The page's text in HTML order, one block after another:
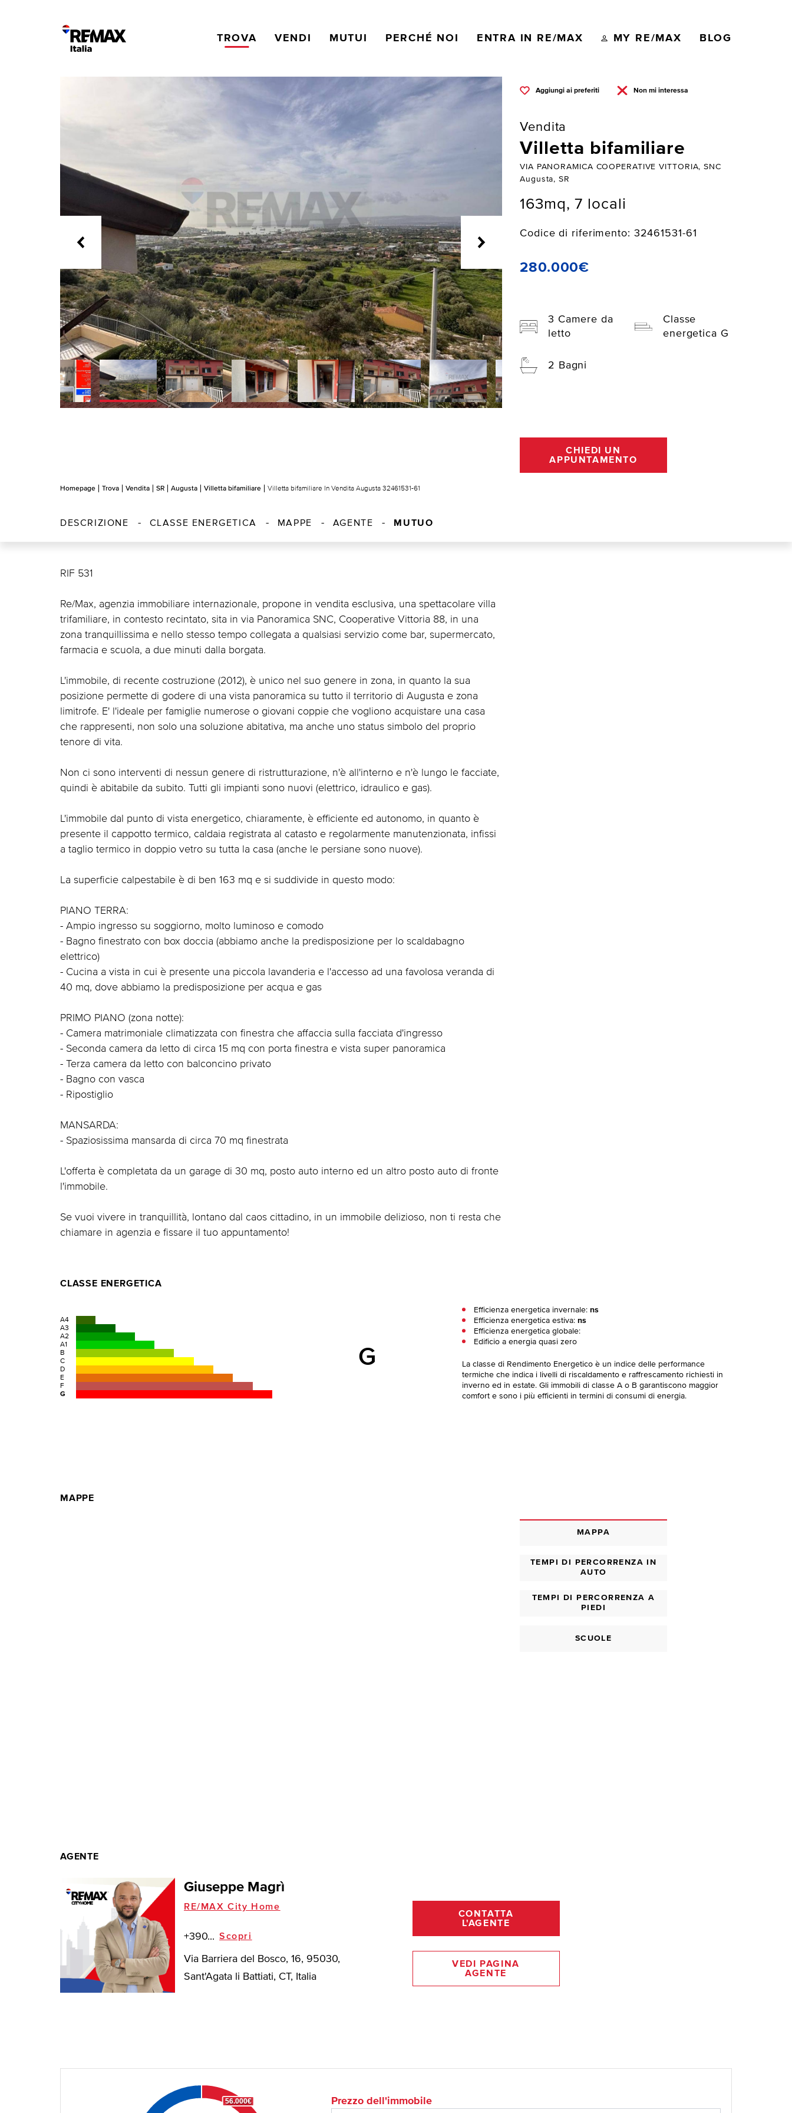
TROVA VENDI MUTUI PERCHÉ NOI ENTRA IN RE/MAX MY RE/MAX BLOG
Aggiungi ai preferiti Non mi interessa
Vendita
Villetta bifamiliare
VIA PANORAMICA COOPERATIVE VITTORIA, SNC
Augusta, SR
163mq, 7 locali
Codice di riferimento: 32461531-61
280.000€
3 Camere da
letto
Classe
energetica G
2 Bagni
CHIEDI UN
APPUNTAMENTO
Homepage Trova Vendita SR Augusta Villetta bifamiliare Villetta bifamiliare In Vendita Augusta 32461531-61
DESCRIZIONE CLASSE ENERGETICA MAPPE AGENTE MUTUO
RIF 531
Re/Max, agenzia immobiliare internazionale, propone in vendita esclusiva, una spettacolare villa
trifamiliare, in contesto recintato, sita in via Panoramica SNC, Cooperative Vittoria 88, in una
zona tranquillissima e nello stesso tempo collegata a qualsiasi servizio come bar, supermercato,
farmacia e scuola, a due minuti dalla borgata.
L'immobile, di recente costruzione (2012), è unico nel suo genere in zona, in quanto la sua
posizione permette di godere di una vista panoramica su tutto il territorio di Augusta e zona
limitrofe. E' l'ideale per famiglie numerose o giovani coppie che vogliono acquistare una casa
che rappresenti, non solo una soluzione abitativa, ma anche uno status simbolo del proprio
tenore di vita.
Non ci sono interventi di nessun genere di ristrutturazione, n'è all'interno e n'è lungo le facciate,
quindi è abitabile da subito. Tutti gli impianti sono nuovi (elettrico, idraulico e gas).
L'immobile dal punto di vista energetico, chiaramente, è efficiente ed autonomo, in quanto è
presente il cappotto termico, caldaia registrata al catasto e regolarmente manutenzionata, infissi
a taglio termico in doppio vetro su tutta la casa (anche le persiane sono nuove).
La superficie calpestabile è di ben 163 mq e si suddivide in questo modo:
PIANO TERRA:
- Ampio ingresso su soggiorno, molto luminoso e comodo
- Bagno finestrato con box doccia (abbiamo anche la predisposizione per lo scaldabagno
elettrico)
- Cucina a vista in cui è presente una piccola lavanderia e l'accesso ad una favolosa veranda di
40 mq, dove abbiamo la predisposizione per acqua e gas
PRIMO PIANO (zona notte):
- Camera matrimoniale climatizzata con finestra che affaccia sulla facciata d'ingresso
- Seconda camera da letto di circa 15 mq con porta finestra e vista super panoramica
- Terza camera da letto con balconcino privato
- Bagno con vasca
- Ripostiglio
MANSARDA:
- Spaziosissima mansarda di circa 70 mq finestrata
L'offerta è completata da un garage di 30 mq, posto auto interno ed un altro posto auto di fronte
l'immobile.
Se vuoi vivere in tranquillità, lontano dal caos cittadino, in un immobile delizioso, non ti resta che
chiamare in agenzia e fissare il tuo appuntamento!
CLASSE ENERGETICA
A4
A3
A2
A1
B
C
D
E
F
G
G
Efficienza energetica invernale:ns
Efficienza energetica estiva:ns
Efficienza energetica globale:
Edificio a energia quasi zero
La classe di Rendimento Energetico è un indice delle performance
termiche che indica i livelli di riscaldamento e raffrescamento richiesti in
inverno ed in estate. Gli immobili di classe A o B garantiscono maggior
comfort e sono i più efficienti in termini di consumi di energia.
MAPPE
MAPPA
TEMPI DI PERCORRENZA IN
AUTO
TEMPI DI PERCORRENZA A
PIEDI
SCUOLE
AGENTE
Giuseppe Magrì
RE/MAX City Home
+390... Scopri
Via Barriera del Bosco, 16, 95030,
Sant'Agata li Battiati, CT, Italia
CONTATTA
L'AGENTE
VEDI PAGINA
AGENTE
56.000€ Prezzo dell'immobile